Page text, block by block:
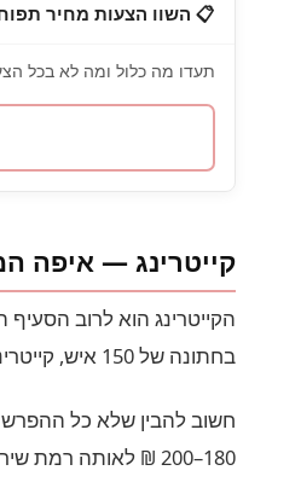
📋 השוו הצעות מחיר
תעדו מה כלול ומה לא בכל
קייטרינג — איפה
בחתונה של 150 איש, קייטרינג בינוני יעלה בין 25,000 ל-45,000 ₪. חתונה יוקרתית יכולה להגיע ל-70,000 ₪ רק על האוכל.
180–200 ₪ לאותה רמת שירות בפועל. כמות האורחים גם היא משפיעה: אירוע של 80 איש דורש 3 מלצרים, אבל אירוע של 300 איש דורש 8–10 מלצרים, מה שמייקר את המנה בפועל.